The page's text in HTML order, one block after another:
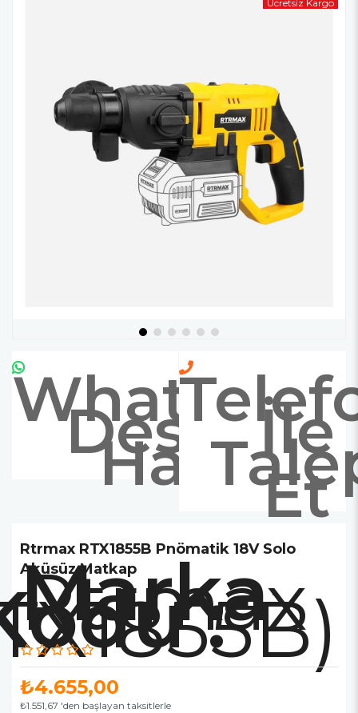
Ücretsiz Kargo
Whatsapp
Destek
Hattıİle
Et
Rtrmax RTX1855B Pnömatik 18V Solo
Aküsüz Matkap
Marka :
Rtrmax
₺4.655,00
₺1.551,67 'den başlayan taksitlerle